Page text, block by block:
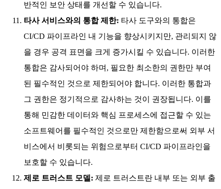
반적인 보안 상태를 개선할 수 있습니다.
타사 서비스와의 통합 제한: 타사 도구와의 통합은
CI/CD 파이프라인 내 기능을 향상시키지만, 관리되지 않
을 경우 공격 표면을 크게 증가시킬 수 있습니다. 이러한
통합은 감사되어야 하며, 필요한 최소한의 권한만 부여
된 필수적인 것으로 제한되어야 합니다. 이러한 통합과
그 권한은 정기적으로 감사하는 것이 권장됩니다. 이를
통해 민감한 데이터와 핵심 프로세스에 접근할 수 있는
소프트웨어를 필수적인 것으로만 제한함으로써 외부 서
비스에서 비롯되는 위험으로부터 CI/CD 파이프라인을
보호할 수 있습니다.
제로 트러스트 모델: 제로 트러스트란 내부 또는 외부 출